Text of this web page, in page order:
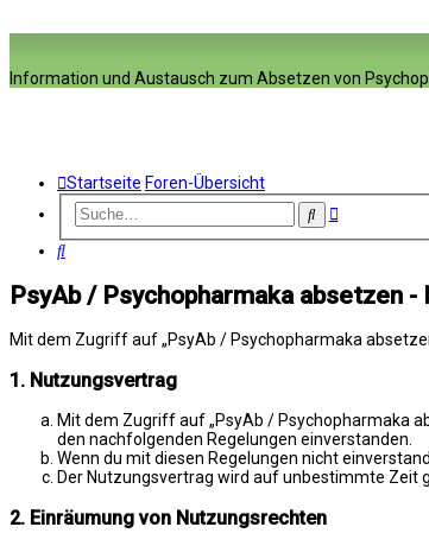
Information und Austausch zum Absetzen von
Startseite Foren-Übersicht
SucheErweiterte
Suche
PsyAb / Psychopharmaka absetzen
Mit dem Zugriff auf „PsyAb / Psychopharmaka
1. Nutzungsvertrag
Mit dem Zugriff auf „PsyAb / Psychopharmaka
den nachfolgenden Regelungen einverstanden.
Wenn du mit diesen Regelungen nicht
Der Nutzungsvertrag wird auf unbestimmte Zeit
2. Einräumung von Nutzungsrechten